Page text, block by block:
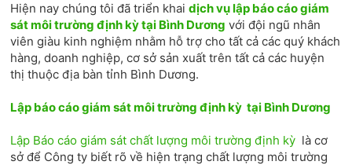
Hiện nay chúng tôi đã triển khaidịch vụ lập báo cáo giám
sát môi trường định kỳ tại Bình Dương với đội ngũ nhân
viên giàu kinh nghiệm nhằm hỗ trợ cho tất cả các quý khách
hàng, doanh nghiệp, cơ sở sản xuất trên tất cả các huyện
thị thuộc địa bàn tỉnh Bình Dương.
Lập báo cáo giám sát môi trường định kỳ tại Bình Dương
Lập​ Báo cáo giám sát chất lượng môi trường định kỳ là cơ
sở để Công ty biết rõ về hiện trạng chất lượng môi trường